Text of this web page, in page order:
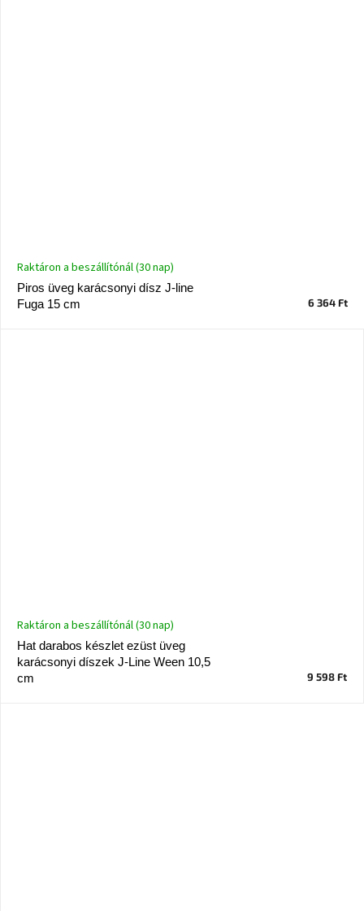
Piros üveg karácsonyi dísz J-line
Fuga 15 cm
Raktáron a beszállítónál (30 nap)
6 364 Ft
Hat darabos készlet ezüst üveg
karácsonyi díszek J-Line Ween 10,5
cm
Raktáron a beszállítónál (30 nap)
9 598 Ft